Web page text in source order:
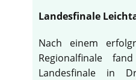
Landesfinale
Nach einem
Regionalfinale
Landesfinale in